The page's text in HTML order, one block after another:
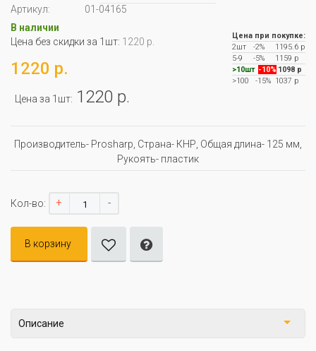
Артикул:
01-04165
В наличии
Цена без скидки за 1шт: 1220 р.
1220 р.
Цена за 1шт: 1220 р.
Цена при покупке:
2шт
-2%
1195.6 р
5-9
-5%
1159 р
>10шт -10% 1098 р
>100
-15% 1037 р
Производитель- Prosharp, Страна- КНР, Oбщая длина- 125 мм,
Рукоять- пластик
Кол-во: + -
В корзину
Описание